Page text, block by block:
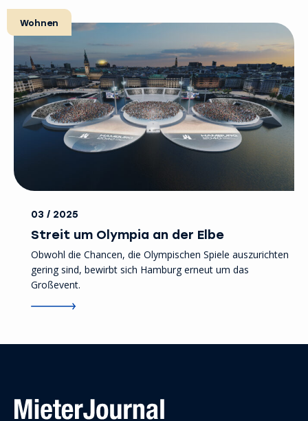
Wohnen
03 / 2025
Streit um Olympia an der Elbe
Obwohl die Chancen, die Olympischen Spiele auszurichten
gering sind, bewirbt sich Hamburg erneut um das
Großevent.